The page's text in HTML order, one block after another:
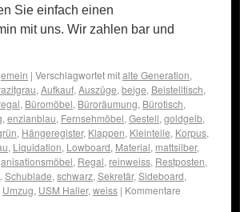
Sie einfach einen
mit uns. Wir zahlen bar und
| Verschlagwortet mitalte Generation,
, Aufkauf, Auszüge, beige, Beistelltisch,
, Büromöbel, Büroräumung, Bürotisch,
, enzianblau, Fernsehmöbel, Gestell, goldgelb,
, Hängeregister, Klappen, Kleinteile, Korpus,
, Liquidation, Lowboard, Material, mattsilber,
, Regal, reinweiss, Restposten,
, Schublade, schwarz, Sekretär, Sideboard,
Umzug, USM Haller, weiss | Kommentare